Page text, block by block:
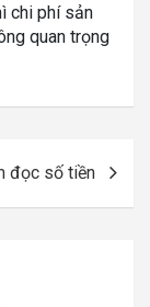
chi phí sản
quan trọng
đọc số tiền